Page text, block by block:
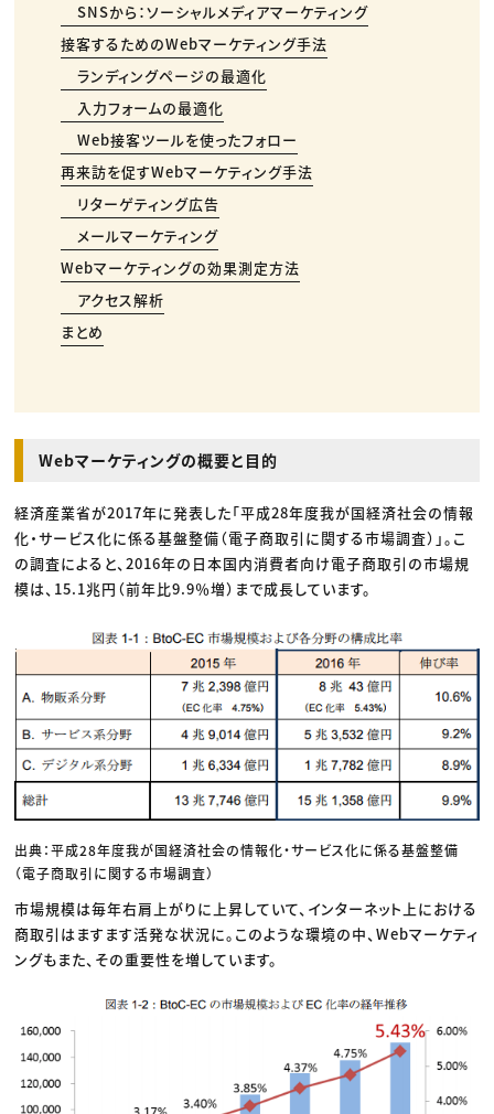
SNSから：ソーシャルメディアマーケティング
接客するためのWebマーケティング手法
ランディングページの最適化
入力フォームの最適化
Web接客ツールを使ったフォロー
再来訪を促すWebマーケティング手法
リターゲティング広告
メールマーケティング
Webマーケティングの効果測定方法
アクセス解析
まとめ
Webマーケティングの概要と目的
経済産業省が2017年に発表した「平成28年度我が国経済社会の情報
化・サービス化に係る基盤整備（電子商取引に関する市場調査）」。こ
の調査によると、2016年の日本国内消費者向け電子商取引の市場規
模は、15.1兆円（前年比9.9％増）まで成長しています。
出典：平成28年度我が国経済社会の情報化・サービス化に係る基盤整備
（電子商取引に関する市場調査）
市場規模は毎年右肩上がりに上昇していて、インターネット上における
商取引はますます活発な状況に。このような環境の中、Webマーケティ
ングもまた、その重要性を増しています。